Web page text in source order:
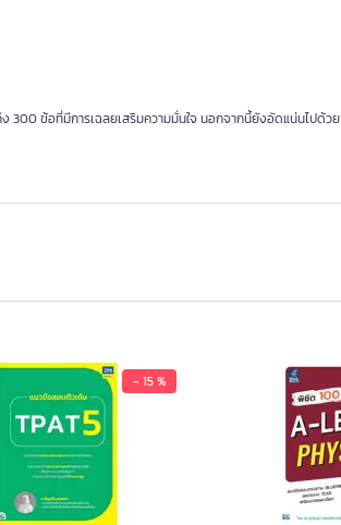
300 ข้อที่มีการเฉลยเสริมความมั่นใจ นอกจากนี้ยังอัดแน่นไปด้วย
- 15 %